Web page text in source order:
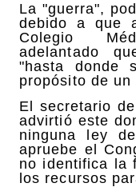
La "guerra",
debido a que
Colegio
adelantado
"hasta donde
propósito de
El secretario
advirtió este
ninguna ley
apruebe el
no identifica la
los recursos